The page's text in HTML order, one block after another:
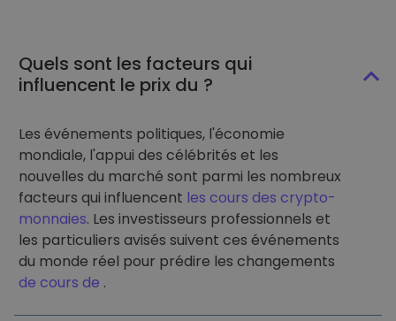
Quels sont les facteurs qui
influencent le prix du ?
Les événements politiques, l'économie
mondiale, l'appui des célébrités et les
nouvelles du marché sont parmi les nombreux
facteurs qui influencent les cours des crypto-
monnaies. Les investisseurs professionnels et
les particuliers avisés suivent ces événements
du monde réel pour prédire les changements
de cours de .